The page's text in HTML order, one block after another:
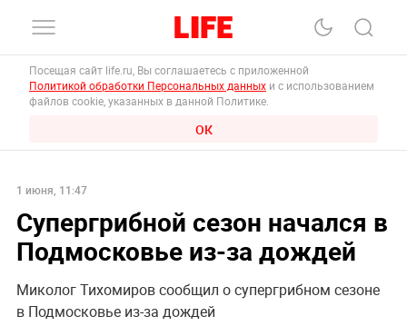
Посещая сайт life.ru, Вы соглашаетесь с приложенной
Политикой обработки Персональных данных и с использованием
файлов cookie, указанных в данной Политике.
ОК
1 июня, 11:47
Супергрибной сезон начался в
Подмосковье из-за дождей
Миколог Тихомиров сообщил о супергрибном сезоне
в Подмосковье из-за дождей